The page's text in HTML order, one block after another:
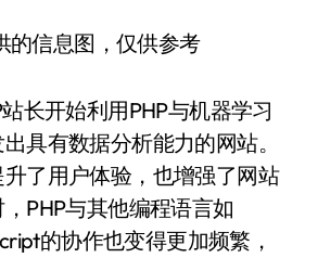
的信息图，仅供参考
长开始利用PHP与机器学习
具有数据分析能力的网站。
了用户体验，也增强了网站
PHP与其他编程语言如
的协作也变得更加频繁，